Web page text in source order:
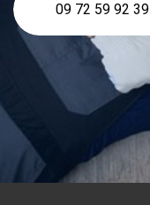
09 72 59 92 39